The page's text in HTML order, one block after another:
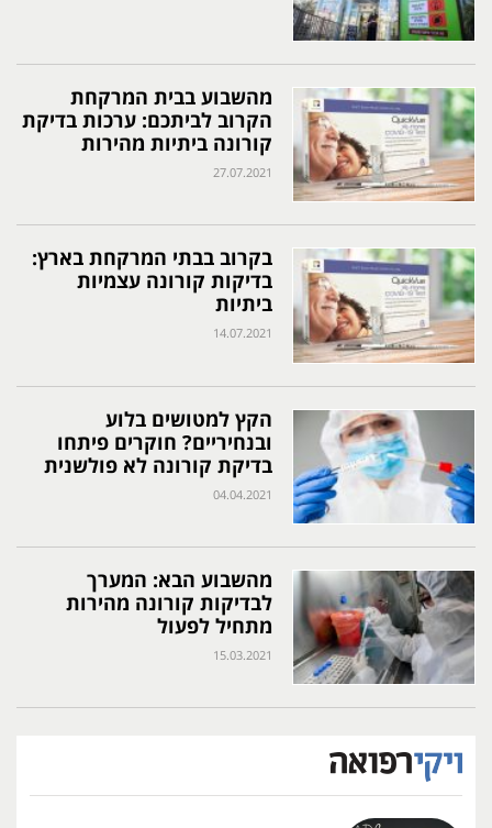
מהשבוע בבית המרקחת
הקרוב לביתכם: ערכות בדיקת
קורונה ביתיות מהירות
27.07.2021
בקרוב בבתי המרקחת בארץ:
בדיקות קורונה עצמיות
ביתיות
14.07.2021
הקץ למטושים בלוע
ובנחיריים? חוקרים פיתחו
בדיקת קורונה לא פולשנית
04.04.2021
מהשבוע הבא: המערך
לבדיקות קורונה מהירות
מתחיל לפעול
15.03.2021